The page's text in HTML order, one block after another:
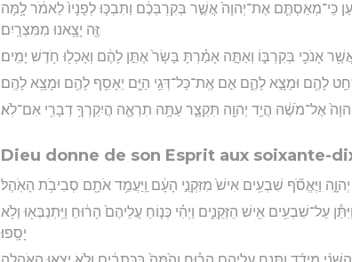
כִּֽי־מְאַסְתֶּ֤ם אֶת־יְהוָה֙ אֲשֶׁ֣ר בְּקִרְבְּכֶ֔ם וַתִּבְכּ֤וּ לְפָנָיו֙ לֵאמֹ֔ר לָ֥מָּה
זֶּ֖ה יָצָ֥אנוּ מִמִּצְרָֽיִם׃
אָנֹכִ֖י בְּקִרְבּ֑וֹ וְאַתָּ֣ה אָמַ֗רְתָּ בָּשָׂר֙ אֶתֵּ֣ן לָהֶ֔ם וְאָכְל֖וּ חֹ֥דֶשׁ יָמִֽים׃
לָהֶ֖ם וּמָצָ֣א לָהֶ֑ם אִ֣ם אֶֽת־כָּל־דְּגֵ֥י הַיָּ֛ם יֵאָסֵ֥ף לָהֶ֖ם וּמָצָ֥א לָהֶֽם׃
אֶל־מֹשֶׁ֔ה הֲיַ֥ד יְהוָ֖ה תִּקְצָ֑ר עַתָּ֥ה תִרְאֶ֛ה הֲיִקְרְךָ֥ דְבָרִ֖י אִם־לֹֽא׃
Dieu donne de son Esprit aux soixante-
וַיֶּאֱסֹ֞ף שִׁבְעִ֥ים אִישׁ֙ מִזִּקְנֵ֣י הָעָ֔ם וַֽיַּעֲמֵ֥ד אֹתָ֖ם סְבִיבֹ֥ת הָאֹֽהֶל׃
עַל־שִׁבְעִ֥ים אִ֖ישׁ הַזְּקֵנִ֑ים וַיְהִ֗י כְּנ֤וֹחַ עֲלֵיהֶם֙ הָר֔וּחַ וַיִּֽתְנַבְּא֖וּ וְלֹ֥א
יָסָֽפוּ׃